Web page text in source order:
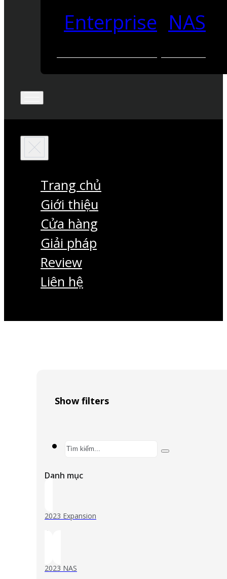
Enterprise NAS
Trang chủ
Giới thiệu
Cửa hàng
Giải pháp
Review
Liên hệ
Show filters
Search
Danh mục
2023 Expansion
()
2023 NAS